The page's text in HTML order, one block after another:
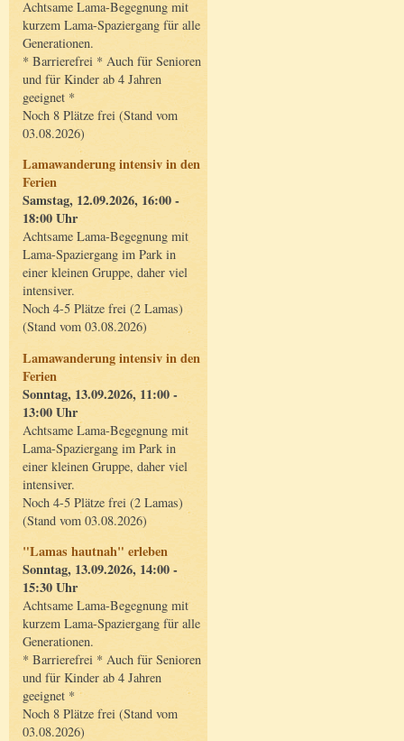
Achtsame Lama-Begegnung mit
kurzem Lama-Spaziergang für alle
Generationen.
* Barrierefrei * Auch für Senioren
und für Kinder ab 4 Jahren
geeignet *
Noch 8 Plätze frei (Stand vom
03.08.2026)
Lamawanderung intensiv in den
Ferien
Samstag, 12.09.2026, 16:00 -
18:00 Uhr
Achtsame Lama-Begegnung mit
Lama-Spaziergang im Park in
einer kleinen Gruppe, daher viel
intensiver.
Noch 4-5 Plätze frei (2 Lamas)
(Stand vom 03.08.2026)
Lamawanderung intensiv in den
Ferien
Sonntag, 13.09.2026, 11:00 -
13:00 Uhr
Achtsame Lama-Begegnung mit
Lama-Spaziergang im Park in
einer kleinen Gruppe, daher viel
intensiver.
Noch 4-5 Plätze frei (2 Lamas)
(Stand vom 03.08.2026)
"Lamas hautnah" erleben
Sonntag, 13.09.2026, 14:00 -
15:30 Uhr
Achtsame Lama-Begegnung mit
kurzem Lama-Spaziergang für alle
Generationen.
* Barrierefrei * Auch für Senioren
und für Kinder ab 4 Jahren
geeignet *
Noch 8 Plätze frei (Stand vom
03.08.2026)